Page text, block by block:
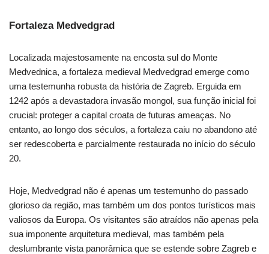
Fortaleza Medvedgrad
Localizada majestosamente na encosta sul do Monte
Medvednica, a fortaleza medieval Medvedgrad emerge como
uma testemunha robusta da história de Zagreb. Erguida em
1242 após a devastadora invasão mongol, sua função inicial foi
crucial: proteger a capital croata de futuras ameaças. No
entanto, ao longo dos séculos, a fortaleza caiu no abandono até
ser redescoberta e parcialmente restaurada no início do século
20.
Hoje, Medvedgrad não é apenas um testemunho do passado
glorioso da região, mas também um dos pontos turísticos mais
valiosos da Europa. Os visitantes são atraídos não apenas pela
sua imponente arquitetura medieval, mas também pela
deslumbrante vista panorâmica que se estende sobre Zagreb e